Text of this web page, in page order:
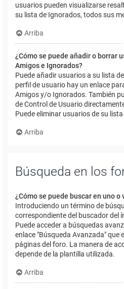
usuarios pueden visualizarse
su lista de Ignorados, todos sus
Arriba
¿Cómo se puede añadir o borrar
Amigos e Ignorados?
Puede añadir usuarios a su lista
perfil de usuario hay un enlace
Amigos y/o Ignorados. También
de Control de Usuario
Puede eliminar usuarios de su
Arriba
Búsqueda en los
¿Cómo se puede buscar en uno o
Introduciendo un término de
correspondiente del buscador del
Puede acceder a búsquedas
enlace "Búsqueda Avanzada" que
páginas del foro. La manera de
depende de la plantilla utilizada.
Arriba